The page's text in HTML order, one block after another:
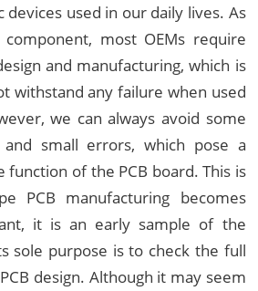
used in our daily lives. As
most OEMs require
and manufacturing, which is
withstand any failure when used
we can always avoid some
small errors, which pose a
of the PCB board. This is
PCB manufacturing becomes
it is an early sample of the
sole purpose is to check the full
design. Although it may seem